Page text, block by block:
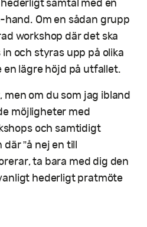
samtal med en
Om en sådan grupp
workshop där det ska
och styras upp på olika
lägre höjd på utfallet.
men om du som jag ibland
möjligheter med
och samtidigt
”å nej en till
ta bara med dig den
hederligt pratmöte